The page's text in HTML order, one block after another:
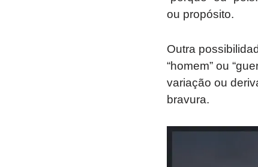
ou propósito.
Outra
“homem” ou
variação ou
bravura.